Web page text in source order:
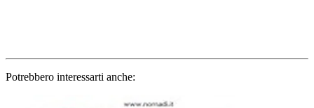
Potrebbero interessarti anche: